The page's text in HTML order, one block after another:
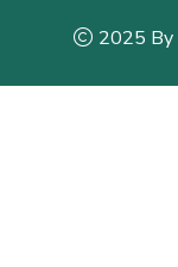
2025 By